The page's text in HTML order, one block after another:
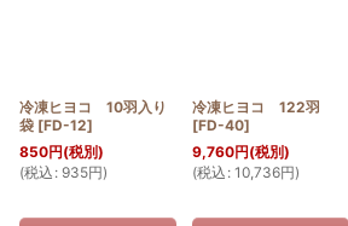
冷凍ヒヨコ 10羽入り
袋 [FD-12]
850円(税別)
(税込 : 935円)
冷凍ヒヨコ 122羽
[FD-40]
9,760円(税別)
(税込 : 10,736円)